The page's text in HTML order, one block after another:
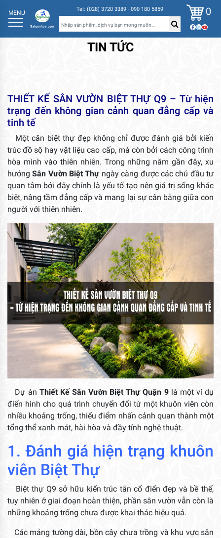
MENU Tel: (028) 3720 3389 - 090 180 5859 0
TIN TỨC
THIẾT KẾ SÂN VƯỜN BIỆT THỰ Q9 – Từ hiện
trạng đến không gian cảnh quan đẳng cấp và
tinh tế
Một căn biệt thự đẹp không chỉ được đánh giá bởi kiến
trúc đồ sộ hay vật liệu cao cấp, mà còn bởi cách công trình
hòa mình vào thiên nhiên. Trong những năm gần đây, xu
hướngSân Vườn Biệt Thựngày càng được các chủ đầu tư
quan tâm bởi đây chính là yếu tố tạo nên giá trị sống khác
biệt, nâng tầm đẳng cấp và mang lại sự cân bằng giữa con
người với thiên nhiên.
Dự án Thiết Kế Sân Vườn Biệt Thự Quận 9là một ví dụ
điển hình cho quá trình chuyển đổi từ một khuôn viên còn
nhiều khoảng trống, thiếu điểm nhấn cảnh quan thành một
tổng thể xanh mát, hài hòa và đầy tính nghệ thuật.
1. Đánh giá hiện trạng khuôn
viên Biệt Thự
Biệt thự Q9 sở hữu kiến trúc tân cổ điển đẹp và bề thế,
tuy nhiên ở giai đoạn hoàn thiện, phần sân vườn vẫn còn là
những khoảng trống chưa được khai thác hiệu quả.
Các mảng tường dài, bồn cây chưa trồng và khu vực sân